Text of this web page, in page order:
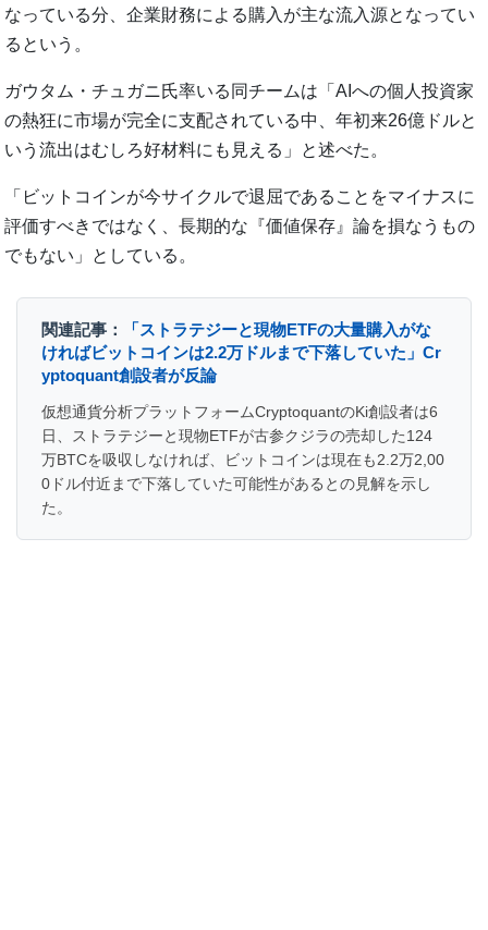
なっている分、企業財務による購入が主な流入源となってい
るという。
ガウタム・チュガニ氏率いる同チームは「AIへの個人投資家
の熱狂に市場が完全に支配されている中、年初来26億ドルと
いう流出はむしろ好材料にも見える」と述べた。
「ビットコインが今サイクルで退屈であることをマイナスに
評価すべきではなく、長期的な『価値保存』論を損なうもの
でもない」としている。
関連記事：
「ストラテジーと現物ETFの大量購入がな
ければビットコインは2.2万ドルまで下落していた」Cr
yptoquant創設者が反論
仮想通貨分析プラットフォームCryptoquantのKi創設者は6
日、ストラテジーと現物ETFが古参クジラの売却した124
万BTCを吸収しなければ、ビットコインは現在も2.2万2,00
0ドル付近まで下落していた可能性があるとの見解を示し
た。